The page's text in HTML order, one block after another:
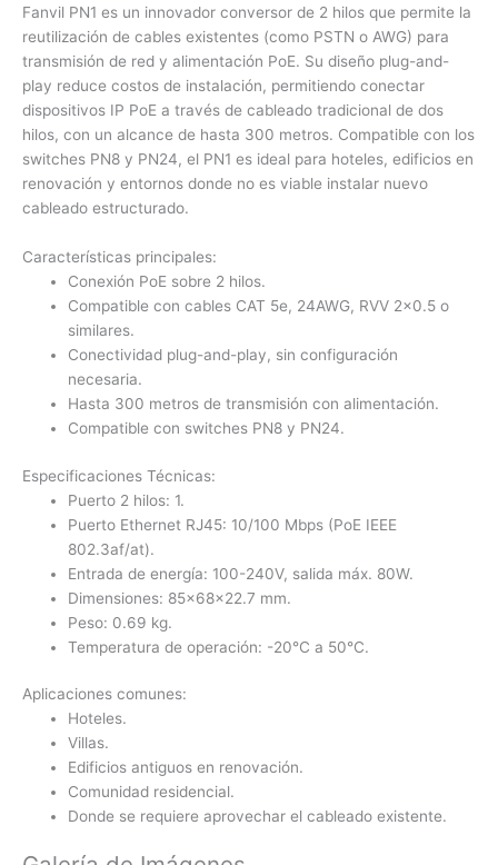
Fanvil PN1 es un innovador conversor de 2 hilos que permite la
reutilización de cables existentes (como PSTN o AWG) para
transmisión de red y alimentación PoE. Su diseño plug-and-
play reduce costos de instalación, permitiendo conectar
dispositivos IP PoE a través de cableado tradicional de dos
hilos, con un alcance de hasta 300 metros. Compatible con los
switches PN8 y PN24, el PN1 es ideal para hoteles, edificios en
renovación y entornos donde no es viable instalar nuevo
cableado estructurado.
Características principales:
Conexión PoE sobre 2 hilos.
Compatible con cables CAT 5e, 24AWG, RVV 2×0.5 o
similares.
Conectividad plug-and-play, sin configuración
necesaria.
Hasta 300 metros de transmisión con alimentación.
Compatible con switches PN8 y PN24.
Especificaciones Técnicas:
Puerto 2 hilos: 1.
Puerto Ethernet RJ45: 10/100 Mbps (PoE IEEE
802.3af/at).
Entrada de energía: 100-240V, salida máx. 80W.
Dimensiones: 85×68×22.7 mm.
Peso: 0.69 kg.
Temperatura de operación: -20°C a 50°C.
Aplicaciones comunes:
Hoteles.
Villas.
Edificios antiguos en renovación.
Comunidad residencial.
Donde se requiere aprovechar el cableado existente.